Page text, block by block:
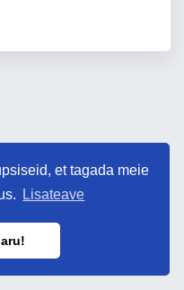
et tagada meie
Lisateave